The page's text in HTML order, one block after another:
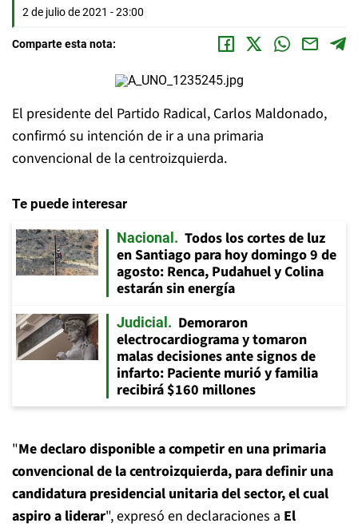
2 de julio de 2021 - 23:00
Comparte esta nota:
El presidente del Partido Radical, Carlos Maldonado,
confirmó su intención de ir a una primaria
convencional de la centroizquierda.
Te puede interesar
Nacional
Todos los cortes de luz
en Santiago para hoy domingo 9 de
agosto: Renca, Pudahuel y Colina
estarán sin energía
Judicial
Demoraron
electrocardiograma y tomaron
malas decisiones ante signos de
infarto: Paciente murió y familia
recibirá $160 millones
"Me declaro disponible a competir en una primaria
convencional de la centroizquierda, para definir una
candidatura presidencial unitaria del sector, el cual
aspiro a liderar", expresó en declaraciones a El